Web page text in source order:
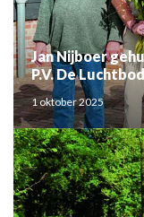
Jan Nijboer
P.V. De
1 oktober 2025